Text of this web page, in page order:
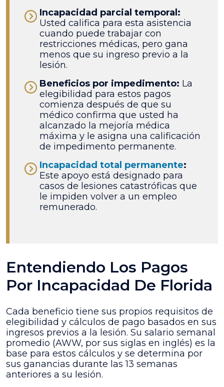
Incapacidad parcial temporal:
Usted califica para esta asistencia
cuando puede trabajar con
restricciones médicas, pero gana
menos que su ingreso previo a la
lesión.
Beneficios por impedimento: La
elegibilidad para estos pagos
comienza después de que su
médico confirma que usted ha
alcanzado la mejoría médica
máxima y le asigna una calificación
de impedimento permanente.
Incapacidad total permanente:
Este apoyo está designado para
casos de lesiones catastróficas que
le impiden volver a un empleo
remunerado.
Entendiendo Los Pagos
Por Incapacidad De Florida
Cada beneficio tiene sus propios requisitos de
elegibilidad y cálculos de pago basados en sus
ingresos previos a la lesión. Su salario semanal
promedio (AWW, por sus siglas en inglés) es la
base para estos cálculos y se determina por
sus ganancias durante las 13 semanas
anteriores a su lesión.